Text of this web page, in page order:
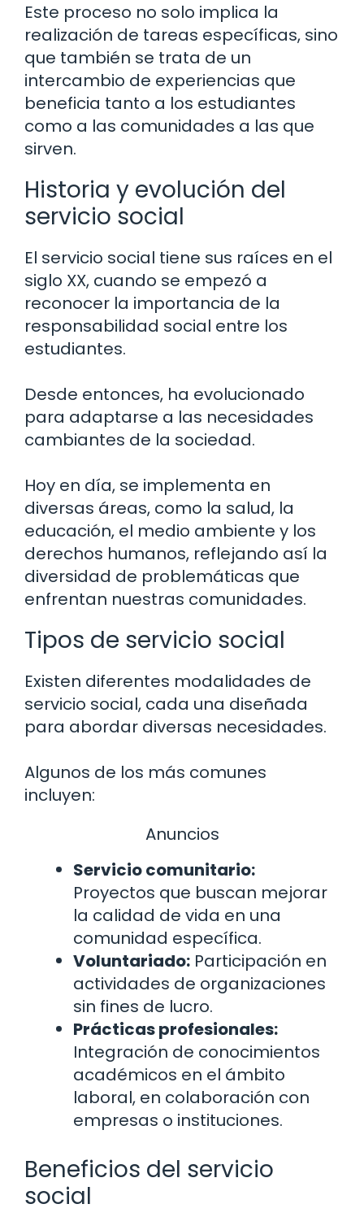
Este proceso no solo implica la
realización de tareas específicas, sino
que también se trata de un
intercambio de experiencias que
beneficia tanto a los estudiantes
como a las comunidades a las que
sirven.
Historia y evolución del
servicio social
El servicio social tiene sus raíces en el
siglo XX, cuando se empezó a
reconocer la importancia de la
responsabilidad social entre los
estudiantes.
Desde entonces, ha evolucionado
para adaptarse a las necesidades
cambiantes de la sociedad.
Hoy en día, se implementa en
diversas áreas, como la salud, la
educación, el medio ambiente y los
derechos humanos, reflejando así la
diversidad de problemáticas que
enfrentan nuestras comunidades.
Tipos de servicio social
Existen diferentes modalidades de
servicio social, cada una diseñada
para abordar diversas necesidades.
Algunos de los más comunes
incluyen:
Anuncios
Servicio comunitario:
Proyectos que buscan mejorar
la calidad de vida en una
comunidad específica.
Voluntariado: Participación en
actividades de organizaciones
sin fines de lucro.
Prácticas profesionales:
Integración de conocimientos
académicos en el ámbito
laboral, en colaboración con
empresas o instituciones.
Beneficios del servicio
social